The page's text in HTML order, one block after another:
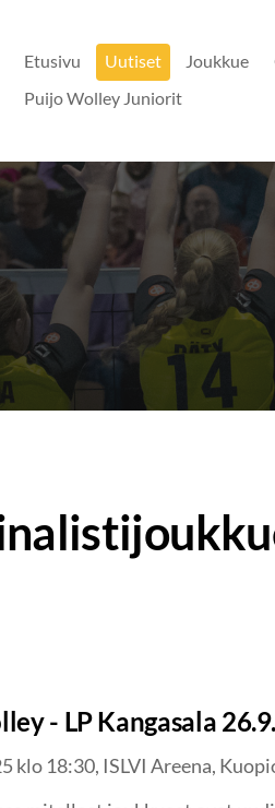
Etusivu Uutiset Joukkue
Puijo Wolley Juniorit
- LP Kangasala 26.9.
klo 18:30, ISLVI Areena,